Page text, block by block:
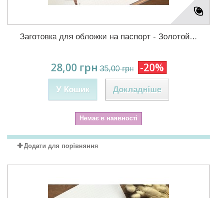
Заготовка для обложки на паспорт - Золотой...
28,00 грн 35,00 грн -20%
У Кошик Докладніше
Немає в наявності
Додати для порівняння